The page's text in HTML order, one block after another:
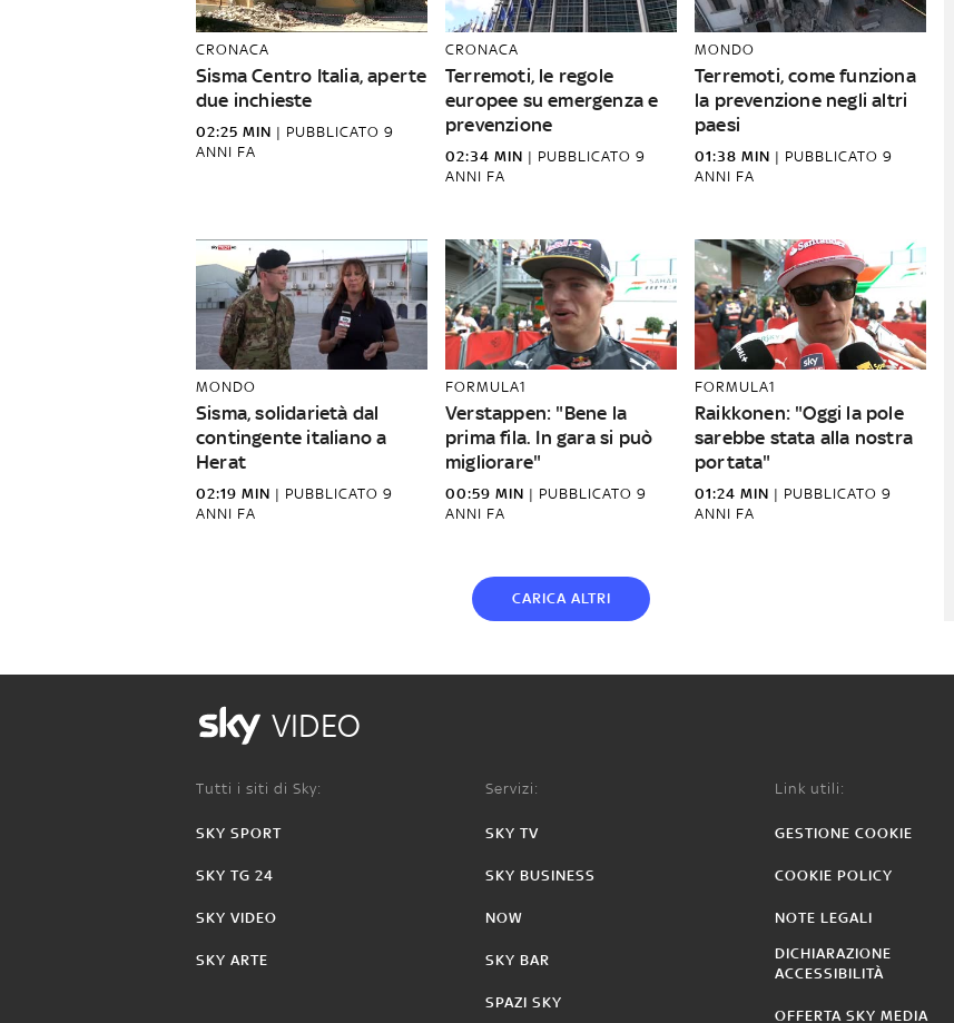
CRONACA
Sisma Centro Italia, aperte
due inchieste
02:25 MIN | PUBBLICATO 9
ANNI FA
CRONACA
Terremoti, le regole
europee su emergenza e
prevenzione
02:34 MIN | PUBBLICATO 9
ANNI FA
MONDO
Terremoti, come funziona
la prevenzione negli altri
paesi
01:38 MIN | PUBBLICATO 9
ANNI FA
MONDO
Sisma, solidarietà dal
contingente italiano a
Herat
02:19 MIN | PUBBLICATO 9
ANNI FA
FORMULA1
Verstappen: "Bene la
prima fila. In gara si può
migliorare"
00:59 MIN | PUBBLICATO 9
ANNI FA
FORMULA1
Raikkonen: "Oggi la pole
sarebbe stata alla nostra
portata"
01:24 MIN | PUBBLICATO 9
ANNI FA
CARICA ALTRI
VIDEO
Tutti i siti di Sky:
SKY SPORT
SKY TG 24
SKY VIDEO
SKY ARTE
Servizi:
SKY TV
SKY BUSINESS
NOW
SKY BAR
SPAZI SKY
Link utili:
GESTIONE COOKIE
COOKIE POLICY
NOTE LEGALI
DICHIARAZIONE
ACCESSIBILITÀ
OFFERTA SKY MEDIA